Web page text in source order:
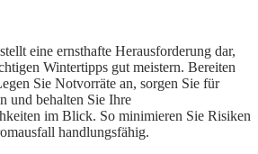
eine ernsthafte Herausforderung dar,
Wintertipps gut meistern. Bereiten
Sie Notvorräte an, sorgen Sie für
und behalten Sie Ihre
im Blick. So minimieren Sie Risiken
handlungsfähig.